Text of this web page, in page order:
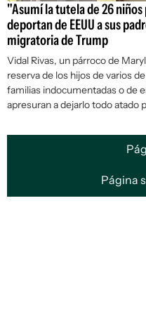
"Asumí la tutela de 26
deportan de EEUU a sus
migratoria de Trump
Vidal Rivas, un párroco de
reserva de los hijos de varios
familias indocumentadas o de
apresuran a dejarlo todo atado
Página